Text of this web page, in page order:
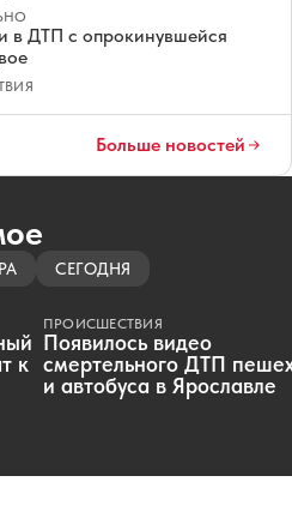
в ДТП с опрокинувшейся
Больше новостей
СЕГОДНЯ
к
ПРОИСШЕСТВИЯ
Появилось видео
смертельного ДТП
и автобуса в Ярославле